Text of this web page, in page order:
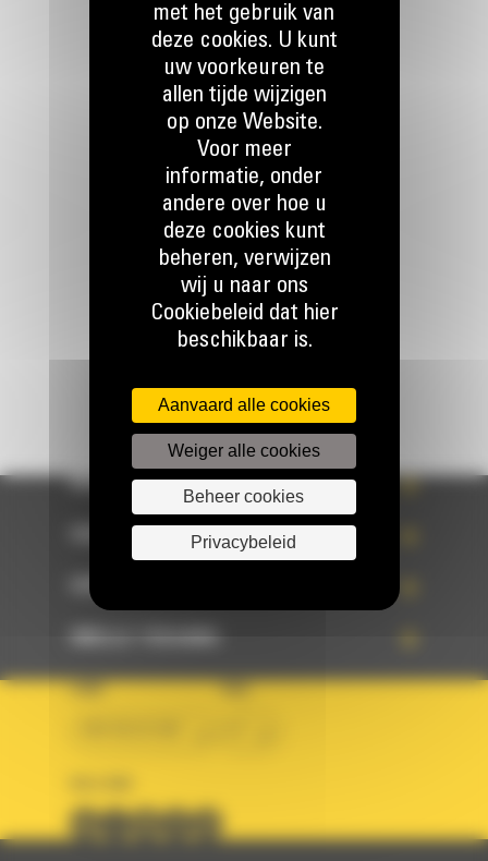
HOUD CONTACT
Bel ons
078 157 767
Mail ons
STUUR EEN VRAAG
WHAT’S NEW?
ONZE REFERENTIES
LAND TAAL
met het gebruik van
deze cookies. U kunt
uw voorkeuren te
allen tijde wijzigen
op onze Website.
Voor meer
informatie, onder
andere over hoe u
deze cookies kunt
beheren, verwijzen
wij u naar ons
Cookiebeleid dat hier
beschikbaar is.
Aanvaard alle cookies
Weiger alle cookies
Beheer cookies
Privacybeleid